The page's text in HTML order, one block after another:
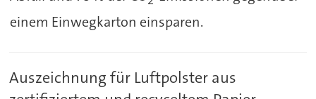
einem Einwegkarton einsparen.
Auszeichnung für Luftpolster aus